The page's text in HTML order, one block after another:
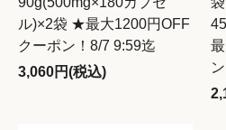
ル)×2袋 ★最大1200円OFF
クーポン！8/7 9:59迄
3,060円(税込)